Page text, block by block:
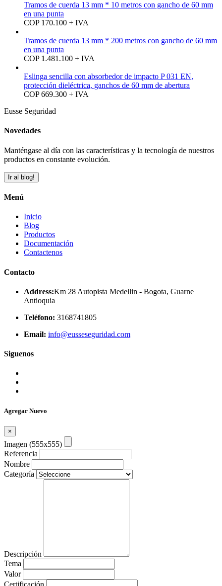
Tramos de cuerda 13 mm * 10 metros con gancho de 60 mm
en una punta
COP 170.100 + IVA
Tramos de cuerda 13 mm * 200 metros con gancho de 60 mm
en una punta
COP 1.481.100 + IVA
Eslinga sencilla con absorbedor de impacto P 031 EN,
protección dieléctrica, ganchos de 60 mm de abertura
COP 669.300 + IVA
Eusse Seguridad
Novedades
Manténgase al día con las características y la tecnología de nuestros
productos en constante evolución.
Ir al blog!
Menú
Inicio
Blog
Productos
Documentación
Contactenos
Contacto
Address:Km 28 Autopista Medellin - Bogota, Guarne
Antioquia
Teléfono: 3168741805
Email: info@eusseseguridad.com
Siguenos
Agregar Nuevo
×
Imagen (555x555)
Referencia
Nombre
Categoría
Descripción
Tema
Valor
Certificación